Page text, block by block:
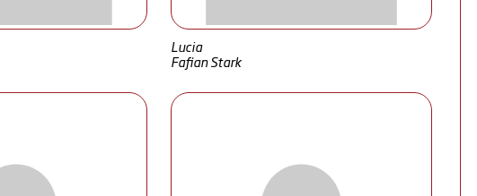
Lucia
Fafian Stark